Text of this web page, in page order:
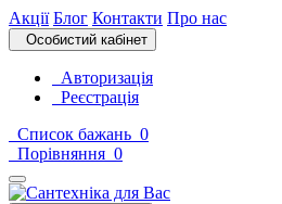
Акції Блог Контакти Про нас
Особистий кабінет
Авторизація
Реєстрація
Список бажань 0
Порівняння 0